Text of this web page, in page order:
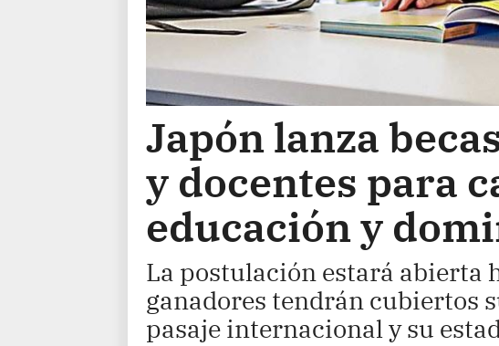
Japón lanza
y docentes para
educación y
La postulación estará abierta
ganadores tendrán cubiertos
pasaje internacional y su